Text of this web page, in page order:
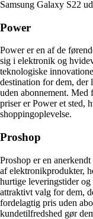
Samsung Galaxy S22
Power
Power er en af de
sig i elektronik og
teknologiske
destination for dem, der
uden abonnement.
priser er Power et sted,
shoppingoplevelse.
Proshop
Proshop er en
af elektronikprodukter,
hurtige leveringstider
attraktivt valg for dem,
fordelagtig pris uden
kundetilfredshed gør